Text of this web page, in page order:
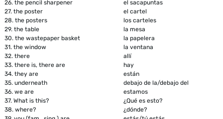
26. the pencil sharpener
el sacapuntas
27. the poster
el cartel
28. the posters
los carteles
29. the table
la mesa
30. the wastepaper basket
la papelera
31. the window
la ventana
32. there
allí
33. there is, there are
hay
34. they are
están
35. underneath
debajo de la/debajo del
36. we are
estamos
37. What is this?
¿Qué es esto?
38. where?
¿dónde?